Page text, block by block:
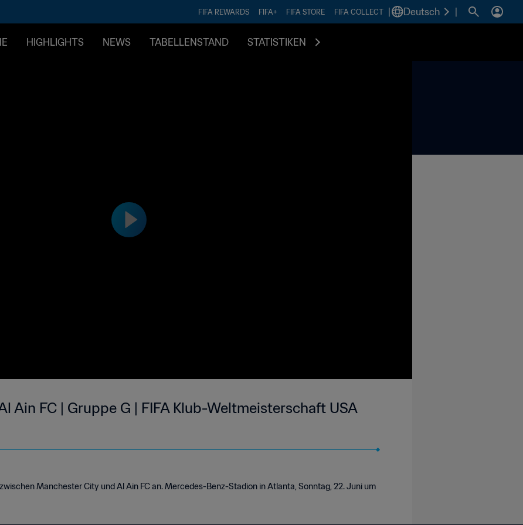
FIFA REWARDS FIFA+ FIFA STORE FIFA COLLECT Deutsch
HIGHLIGHTS NEWS TABELLENSTAND STATISTIKEN
Ain FC | Gruppe G | FIFA Klub-Weltmeisterschaft USA
Manchester City und Al Ain FC an. Mercedes-Benz-Stadion in Atlanta, Sonntag, 22. Juni um